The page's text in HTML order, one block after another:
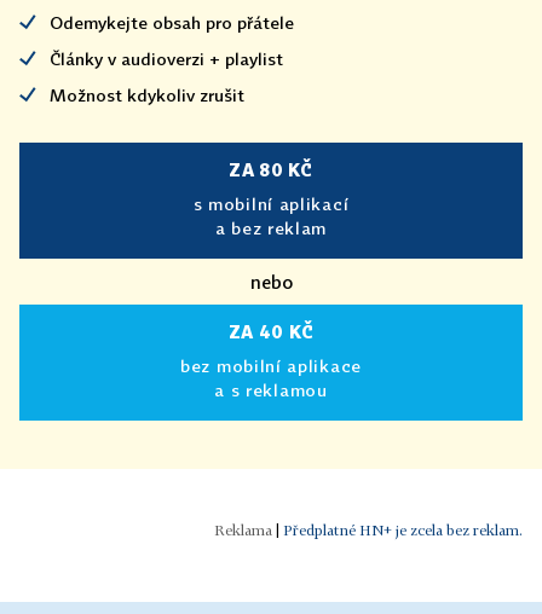
Odemykejte obsah pro přátele
Články v audioverzi + playlist
Možnost kdykoliv zrušit
ZA 80 KČ
s mobilní aplikací
a bez reklam
nebo
ZA 40 KČ
bez mobilní aplikace
a s reklamou
Předplatné HN+ je zcela bez reklam.